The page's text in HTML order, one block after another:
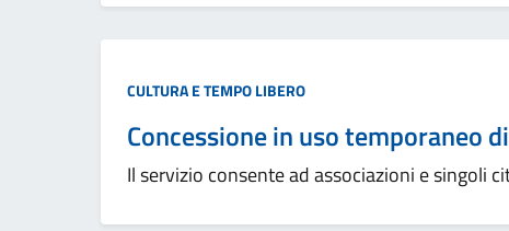
CULTURA E TEMPO LIBERO
Concessione in uso temporaneo
Il servizio consente ad associazioni e singoli